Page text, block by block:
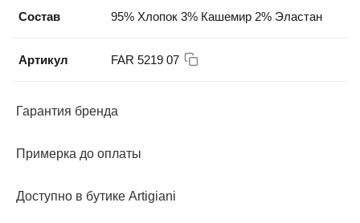
Состав 95% Хлопок 3% Кашемир 2% Эластан
Артикул FAR 5219 07
Гарантия бренда
Примерка до оплаты
Доступно в бутике Artigiani